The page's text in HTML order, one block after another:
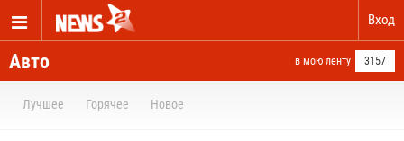
Вход
Авто в мою ленту 3157
Лучшее Горячее Новое